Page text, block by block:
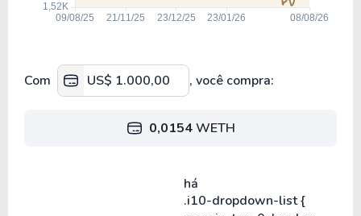
Com , você compra:
0,0154 WETH
há